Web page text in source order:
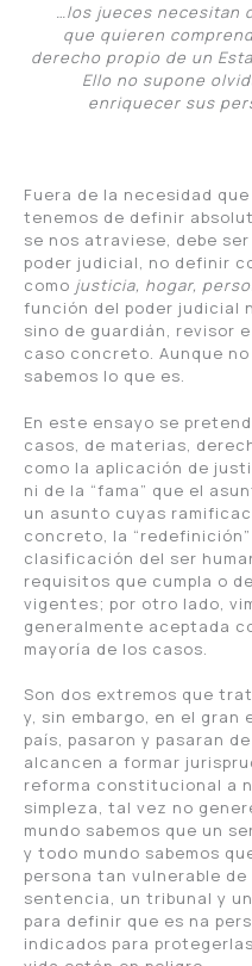
…los jueces necesitan
que quieren
derecho propio de un
Ello no supone
enriquecer sus
Fuera de la necesidad
tenemos de definir
se nos atraviese, debe
poder judicial, no definir
como justicia, hogar,
función del poder judicial
sino de guardián, revisor
caso concreto. Aunque
sabemos lo que es.
En este ensayo se
casos, de materias,
como la aplicación de
ni de la “fama” que el
un asunto cuyas
concreto, la
clasificación del ser
requisitos que cumpla o
vigentes; por otro lado,
generalmente aceptada
mayoría de los casos.
Son dos extremos que
y, sin embargo, en el
país, pasaron y pasaran
alcancen a formar
reforma constitucional a
simpleza, tal vez no
mundo sabemos que un
y todo mundo sabemos
persona tan vulnerable
sentencia, un tribunal y
para definir que es na
indicados para